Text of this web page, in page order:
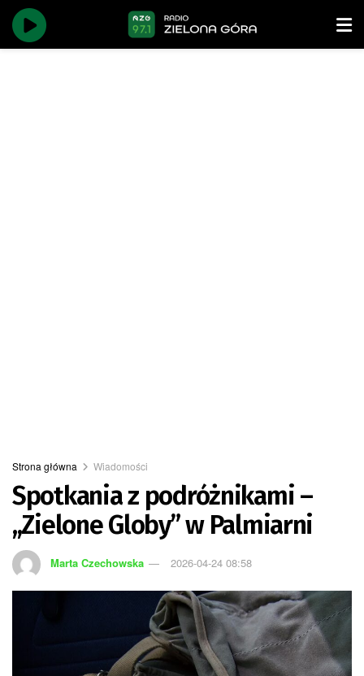
Strona główna Wiadomości
Spotkania z podróżnikami –
,,Zielone Globy” w Palmiarni
Marta Czechowska 2026-04-24 08:58